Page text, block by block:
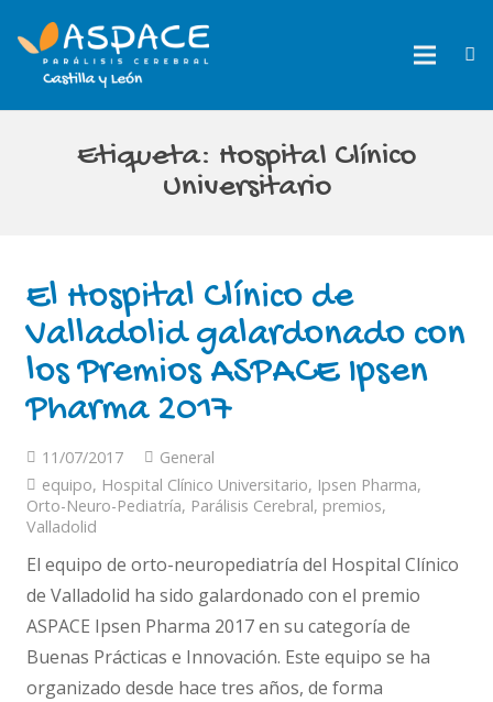
Etiqueta: Hospital Clínico
Universitario
El Hospital Clínico de
Valladolid galardonado con
los Premios ASPACE Ipsen
Pharma 2017
11/07/2017
General
equipo, Hospital Clínico Universitario, Ipsen Pharma,
Orto-Neuro-Pediatría, Parálisis Cerebral, premios,
Valladolid
El equipo de orto-neuropediatría del Hospital Clínico
de Valladolid ha sido galardonado con el premio
ASPACE Ipsen Pharma 2017 en su categoría de
Buenas Prácticas e Innovación. Este equipo se ha
organizado desde hace tres años, de forma